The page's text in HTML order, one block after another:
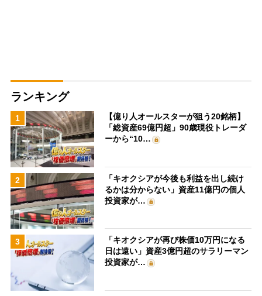
ランキング
1
【億り人オールスターが狙う20銘柄】
「総資産69億円超」90歳現役トレーダ
ーから“10…
2
「キオクシアが今後も利益を出し続け
るかは分からない」資産11億円の個人
投資家が…
3
「キオクシアが再び株価10万円になる
日は遠い」資産3億円超のサラリーマン
投資家が…